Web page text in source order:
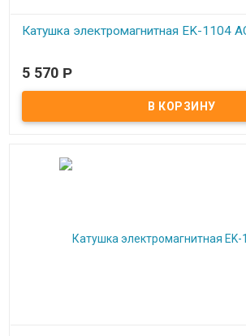
Катушка электромагнитная EK-1104
5 570 Р